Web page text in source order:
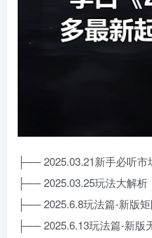
├── 2025.03.21新手必听
├── 2025.03.25玩法大解
├── 2025.6.8玩法篇-新版
├── 2025.6.13玩法篇-新版